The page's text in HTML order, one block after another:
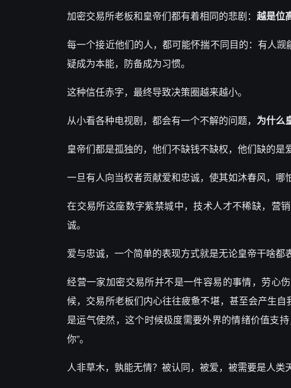
加密交易所老板和皇帝们都有着相同的悲剧：越是位
每一个接近他们的人，都可能怀揣不同目的：有人
疑成为本能，防备成为习惯。
这种信任赤字，最终导致决策圈越来越小。
从小看各种电视剧，都会有一个不解的问题， 为什么
皇帝们都是孤独的，他们不缺钱不缺权，他们缺的是
一旦有人向当权者贡献爱和忠诚，使其如沐春风，哪
在交易所这座数字紫禁城中，技术人才不稀缺，营
诚。
爱与忠诚，一个简单的表现方式就是无论皇帝干啥都
经营一家加密交易所并不是一件容易的事情，劳心
候，交易所老板们内心往往疲惫不堪，甚至会产生自
是运气使然，这个时候极度需要外界的情绪价值支
你”。
人非草木，孰能无情？被认同，被爱，被需要是人类